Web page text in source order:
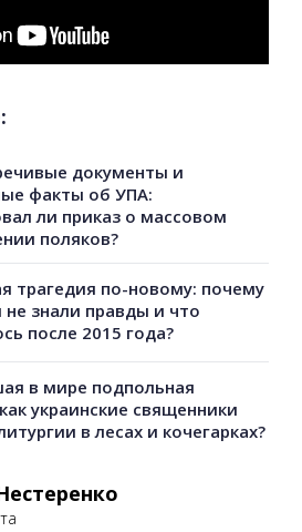
документы и
факты об УПА:
ли приказ о массовом
поляков?
трагедия по-новому: почему
не знали правды и что
после 2015 года?
в мире подпольная
украинские священники
в лесах и кочегарках?